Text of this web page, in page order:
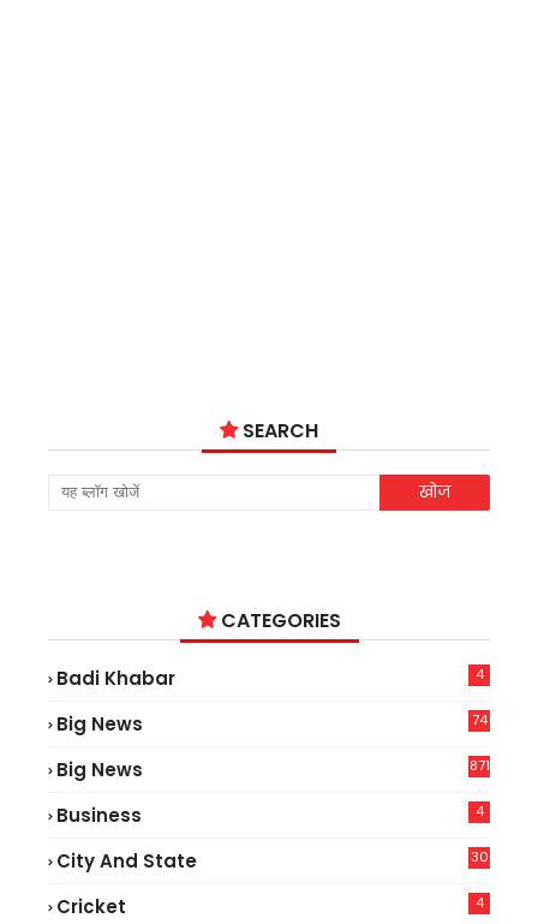
SEARCH
CATEGORIES
Badi Khabar 4
Big News
74
Big News 871
Business 4
City And State 30
Cricket 4